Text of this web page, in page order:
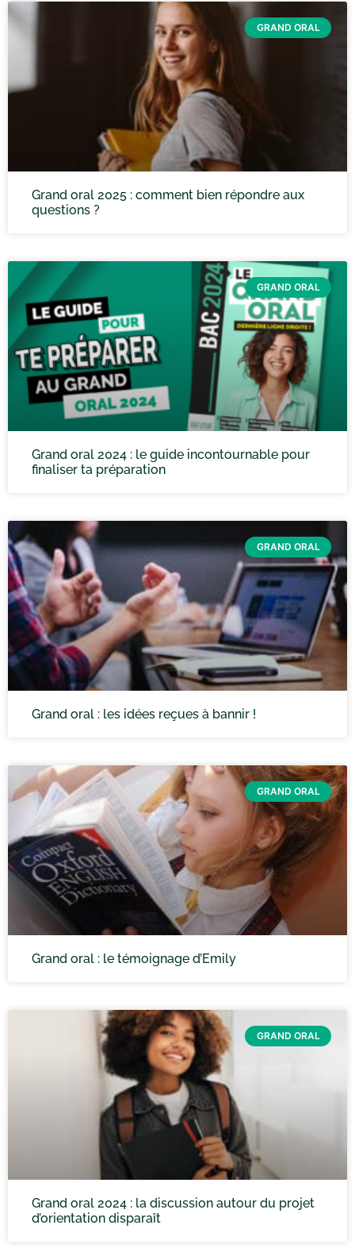
GRAND ORAL
Grand oral 2025 : comment bien répondre aux
questions ?
GRAND ORAL
Grand oral 2024 : le guide incontournable pour
finaliser ta préparation
GRAND ORAL
Grand oral : les idées reçues à bannir !
GRAND ORAL
Grand oral : le témoignage d’Emily
GRAND ORAL
Grand oral 2024 : la discussion autour du projet
d’orientation disparaît